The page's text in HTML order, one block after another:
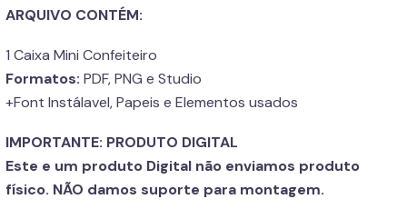
ARQUIVO CONTÉM:
1 Caixa Mini Confeiteiro
Formatos: PDF, PNG e Studio
+Font Instálavel, Papeis e Elementos usados
IMPORTANTE: PRODUTO DIGITAL
Este e um produto Digital não enviamos produto
físico. NÃO damos suporte para montagem.